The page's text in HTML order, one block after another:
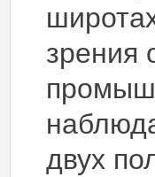
зрения
двух